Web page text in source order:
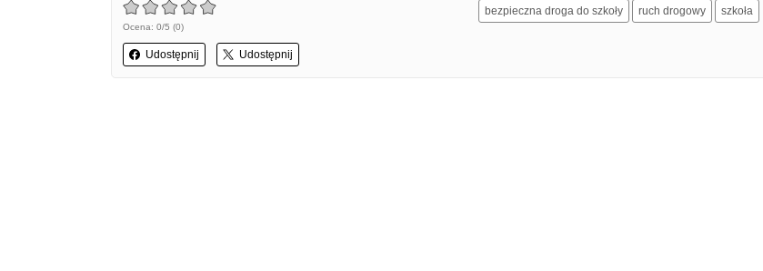
Ocena: 0/5 (0)
Udostępnij Udostępnij
bezpieczna droga do szkoły ruch drogowy szkoła